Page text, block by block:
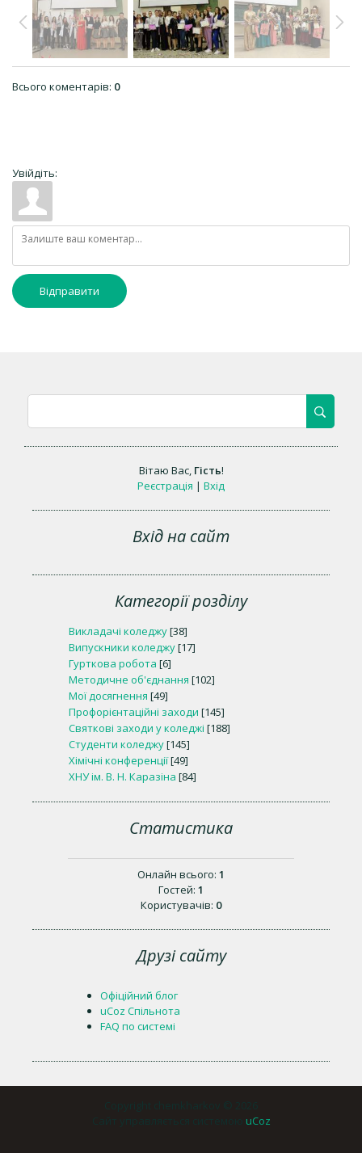
Всього коментарів: 0
Увійдіть:
Відправити
Вітаю Вас, Гість!
Реєстрація | Вхід
Вхід на сайт
Категорії розділу
Викладачі коледжу[38]
Випускники коледжу[17]
Гурткова робота [6]
Методичне об'єднання [102]
Мої досягнення [49]
Профорієнтаційні заходи [145]
Святкові заходи у коледжі [188]
Студенти коледжу[145]
Хімічні конференції[49]
ХНУ ім. В. Н. Каразіна [84]
Статистика
Онлайн всього: 1
Гостей: 1
Користувачів: 0
Друзі сайту
Офіційний блог
uCoz Спільнота
FAQ по системі
uCoz